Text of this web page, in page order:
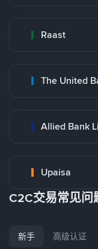
Raast
The United
Allied Bank
Upaisa
C2C交易常见问
新手 高级认证